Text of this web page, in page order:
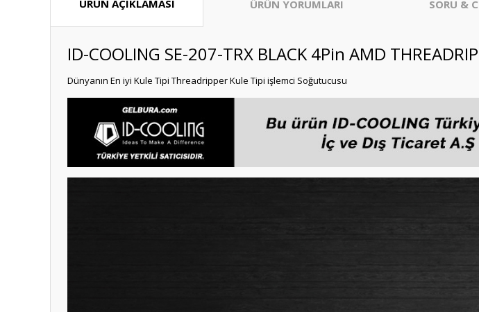
ÜRÜN AÇIKLAMASI ÜRÜN YORUMLARI SORU &
ID-COOLING SE-207-TRX BLACK 4Pin AMD
Dünyanın En iyi Kule Tipi Threadripper Kule Tipi işlemci Soğutucusu